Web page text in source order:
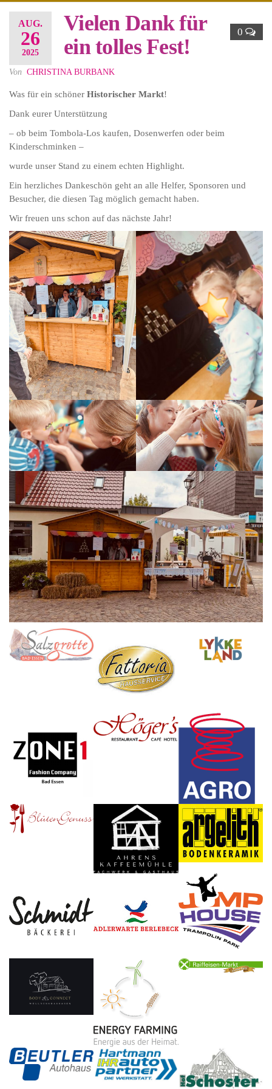
AUG.
26
2025
0
Vielen Dank für
ein tolles Fest!
Von CHRISTINA BURBANK
Was für ein schöner Historischer Markt!
Dank eurer Unterstützung
– ob beim Tombola-Los kaufen, Dosenwerfen oder beim
Kinderschminken –
wurde unser Stand zu einem echten Highlight.
Ein herzliches Dankeschön geht an alle Helfer, Sponsoren und
Besucher, die diesen Tag möglich gemacht haben.
Wir freuen uns schon auf das nächste Jahr!